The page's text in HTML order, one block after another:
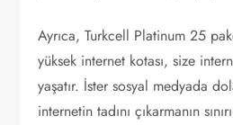
Ayrıca, Turkcell Platinum 25
yüksek internet kotası, size
yaşatır. İster sosyal medyada
internetin tadını çıkarmanın